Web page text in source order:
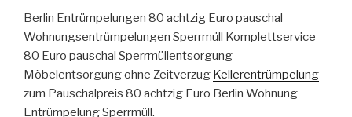
Berlin Entrümpelungen 80 achtzig Euro pauschal
Wohnungsentrümpelungen Sperrmüll Komplettservice
80 Euro pauschal Sperrmüllentsorgung
Möbelentsorgung ohne Zeitverzug Kellerentrümpelung
zum Pauschalpreis 80 achtzig Euro Berlin Wohnung
Entrümpelung Sperrmüll.